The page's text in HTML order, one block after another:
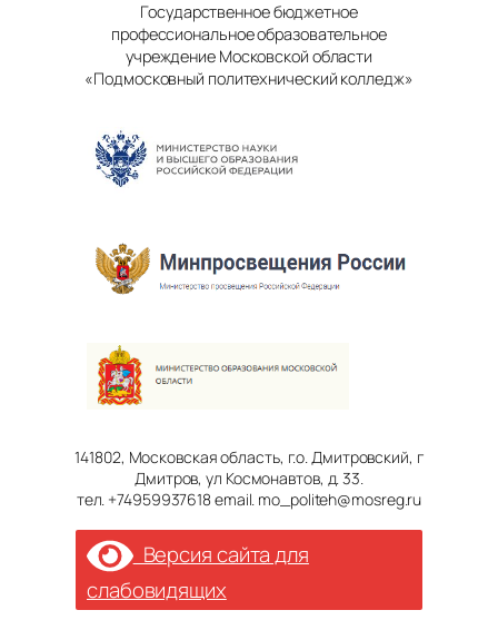
Государственное бюджетное
профессиональное образовательное
учреждение Московской области
«Подмосковный политехнический колледж»
141802, Московская область, г.о. Дмитровский, г
Дмитров, ул Космонавтов, д. 33.
тел. +74959937618 email. mo_politeh@mosreg.ru
Версия сайта для
слабовидящих